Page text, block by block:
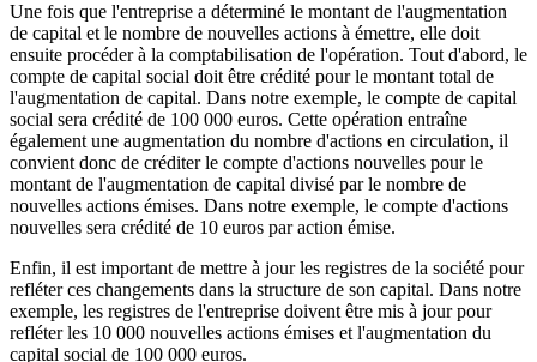
Une fois que l'entreprise a déterminé le montant de l'augmentation
de capital et le nombre de nouvelles actions à émettre, elle doit
ensuite procéder à la comptabilisation de l'opération. Tout d'abord, le
compte de capital social doit être crédité pour le montant total de
l'augmentation de capital. Dans notre exemple, le compte de capital
social sera crédité de 100 000 euros. Cette opération entraîne
également une augmentation du nombre d'actions en circulation, il
convient donc de créditer le compte d'actions nouvelles pour le
montant de l'augmentation de capital divisé par le nombre de
nouvelles actions émises. Dans notre exemple, le compte d'actions
nouvelles sera crédité de 10 euros par action émise.
Enfin, il est important de mettre à jour les registres de la société pour
refléter ces changements dans la structure de son capital. Dans notre
exemple, les registres de l'entreprise doivent être mis à jour pour
refléter les 10 000 nouvelles actions émises et l'augmentation du
capital social de 100 000 euros.